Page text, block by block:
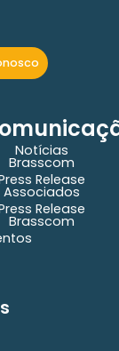
Notícias
Brasscom
Release
Associados
Release
Brasscom